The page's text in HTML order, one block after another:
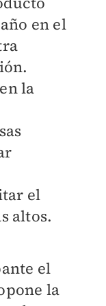
en el
la
el
altos.
el
la